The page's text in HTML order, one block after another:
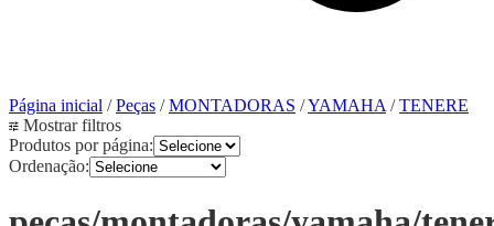
Página inicial /Peças /MONTADORAS /YAMAHA/TENERE
Mostrar filtros
Produtos por página:
Ordenação: